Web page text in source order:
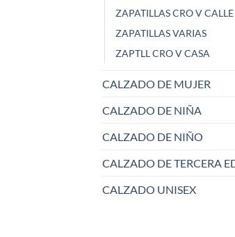
ZAPATILLAS CRO V CALLE
ZAPATILLAS VARIAS
ZAPTLL CRO V CASA
CALZADO DE MUJER
CALZADO DE NIÑA
CALZADO DE NIÑO
CALZADO DE TERCERA
CALZADO UNISEX